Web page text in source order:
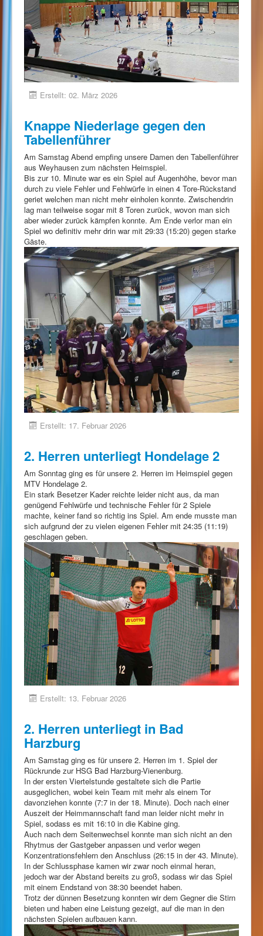
Erstellt: 02. März 2026
Knappe Niederlage gegen den
Tabellenführer
Am Samstag Abend empfing unsere Damen den Tabellenführer
aus Weyhausen zum nächsten Heimspiel.
Bis zur 10. Minute war es ein Spiel auf Augenhöhe, bevor man
durch zu viele Fehler und Fehlwürfe in einen 4 Tore-Rückstand
geriet welchen man nicht mehr einholen konnte. Zwischendrin
lag man teilweise sogar mit 8 Toren zurück, wovon man sich
aber wieder zurück kämpfen konnte. Am Ende verlor man ein
Spiel wo definitiv mehr drin war mit 29:33 (15:20) gegen starke
Gäste.
Erstellt: 17. Februar 2026
2. Herren unterliegt Hondelage 2
Am Sonntag ging es für unsere 2. Herren im Heimspiel gegen
MTV Hondelage 2.
Ein stark Besetzer Kader reichte leider nicht aus, da man
genügend Fehlwürfe und technische Fehler für 2 Spiele
machte, keiner fand so richtig ins Spiel. Am ende musste man
sich aufgrund der zu vielen eigenen Fehler mit 24:35 (11:19)
geschlagen geben.
Erstellt: 13. Februar 2026
2. Herren unterliegt in Bad
Harzburg
Am Samstag ging es für unsere 2. Herren im 1. Spiel der
Rückrunde zur HSG Bad Harzburg-Vienenburg.
In der ersten Viertelstunde gestaltete sich die Partie
ausgeglichen, wobei kein Team mit mehr als einem Tor
davonziehen konnte (7:7 in der 18. Minute). Doch nach einer
Auszeit der Heimmannschaft fand man leider nicht mehr in
Spiel, sodass es mit 16:10 in die Kabine ging.
Auch nach dem Seitenwechsel konnte man sich nicht an den
Rhytmus der Gastgeber anpassen und verlor wegen
Konzentrationsfehlern den Anschluss (26:15 in der 43. Minute).
In der Schlussphase kamen wir zwar noch einmal heran,
jedoch war der Abstand bereits zu groß, sodass wir das Spiel
mit einem Endstand von 38:30 beendet haben.
Trotz der dünnen Besetzung konnten wir dem Gegner die Stirn
bieten und haben eine Leistung gezeigt, auf die man in den
nächsten Spielen aufbauen kann.